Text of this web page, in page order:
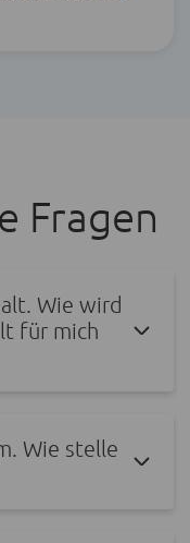
Fragen
Wie wird
für mich
Wie stelle